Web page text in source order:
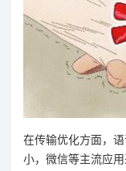
在传输优化方面，
小，微信等主流应